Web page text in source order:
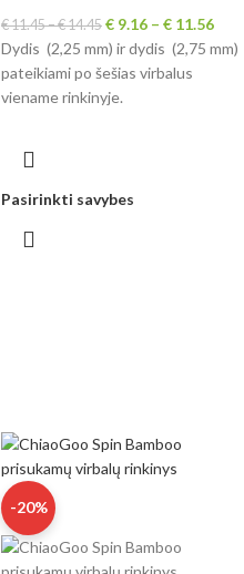
€11.45–€14.45 € 9.16 – € 11.56
Dydis (2,25 mm) ir dydis (2,75 mm)
pateikiami po šešias virbalus
viename rinkinyje.
Pasirinkti savybes
-20%